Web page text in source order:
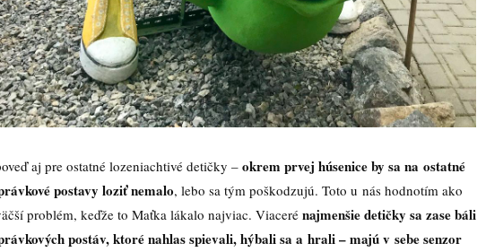
aj pre ostatné lozeniachtivé detičky –okrem prvej húsenice by sa na ostatné
postavy loziť nemalo, lebo sa tým poškodzujú. Toto u nás hodnotím ako
problém, keďže to Maťka lákalo najviac. Viaceré najmenšie detičky sa zase báli
postáv, ktoré nahlas spievali, hýbali sa a hrali – majú v sebe senzor